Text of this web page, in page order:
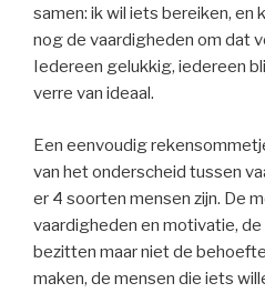
samen: ik wil iets bereiken, en
nog de vaardigheden om dat
Iedereen gelukkig, iedereen
verre van ideaal.
Een eenvoudig
van het onderscheid tussen
er 4 soorten mensen zijn. De
vaardigheden en motivatie,
bezitten maar niet de
maken, de mensen die iets